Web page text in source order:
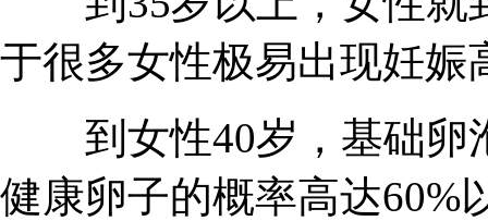
于很多女性极易出现妊娠
到女性40岁，基础卵
健康卵子的概率高达60%